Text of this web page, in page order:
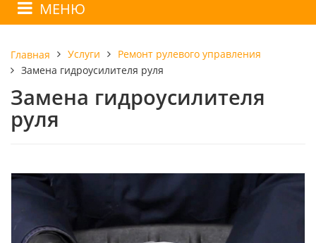
МЕНЮ
Главная Услуги
Ремонт рулевого управления
Замена гидроусилителя руля
Замена гидроусилителя
руля